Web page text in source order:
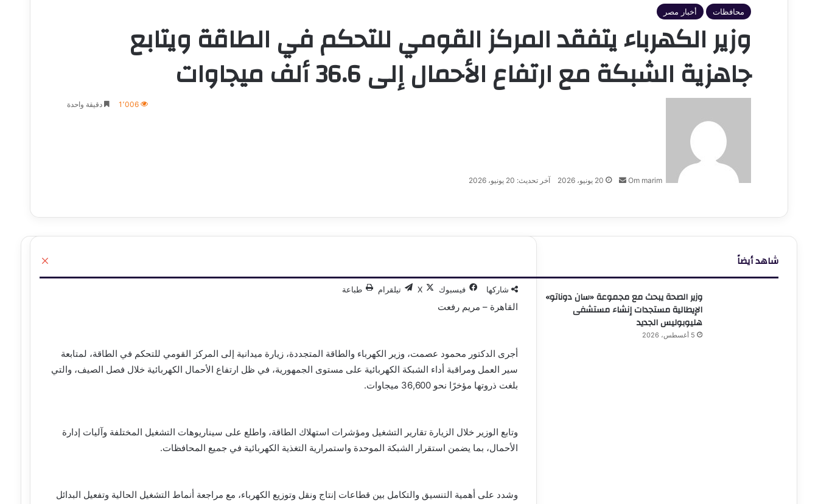
محافظات أخبار مصر
وزير الكهرباء يتفقد المركز القومي للتحكم في الطاقة ويتابع
جاهزية الشبكة مع ارتفاع الأحمال إلى 36.6 ألف ميجاوات
Om marim 20 يونيو، 2026 آخر تحديث: 20 يونيو، 2026
1٬006 دقيقة واحدة
شاركها فيسبوك ‫X تيلقرام طباعة
القاهرة – مريم رفعت
أجرى الدكتور محمود عصمت، وزير الكهرباء والطاقة المتجددة، زيارة ميدانية إلى المركز القومي للتحكم في الطاقة، لمتابعة
سير العمل ومراقبة أداء الشبكة الكهربائية على مستوى الجمهورية، في ظل ارتفاع الأحمال الكهربائية خلال فصل الصيف، والتي
بلغت ذروتها مؤخرًا نحو 36,600 ميجاوات.
وتابع الوزير خلال الزيارة تقارير التشغيل ومؤشرات استهلاك الطاقة، واطلع على سيناريوهات التشغيل المختلفة وآليات إدارة
الأحمال، بما يضمن استقرار الشبكة الموحدة واستمرارية التغذية الكهربائية في جميع المحافظات.
وشدد على أهمية التنسيق والتكامل بين قطاعات إنتاج ونقل وتوزيع الكهرباء، مع مراجعة أنماط التشغيل الحالية وتفعيل البدائل
شاهد أيضاً
وزير الصحة يبحث مع مجموعة «سان دوناتو»
الإيطالية مستجدات إنشاء مستشفى
هليوبوليس الجديد
5 أغسطس، 2026